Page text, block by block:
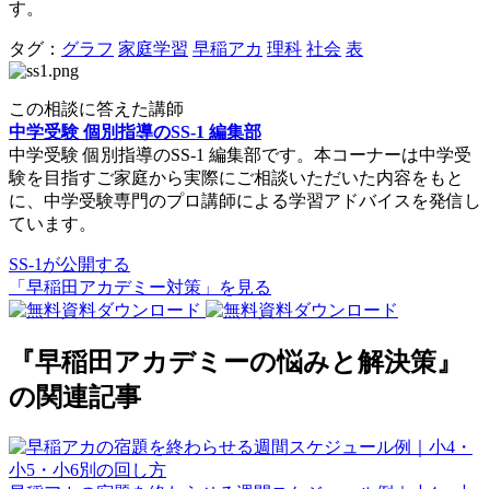
す。
タグ： グラフ 家庭学習 早稲アカ 理科 社会 表
この相談に答えた講師
中学受験 個別指導のSS-1 編集部
中学受験 個別指導のSS-1 編集部です。本コーナーは中学受
験を目指すご家庭から実際にご相談いただいた内容をもと
に、中学受験専門のプロ講師による学習アドバイスを発信し
ています。
SS-1が公開する
「早稲田アカデミー対策」を見る
『早稲田アカデミーの悩みと解決策』
の関連記事